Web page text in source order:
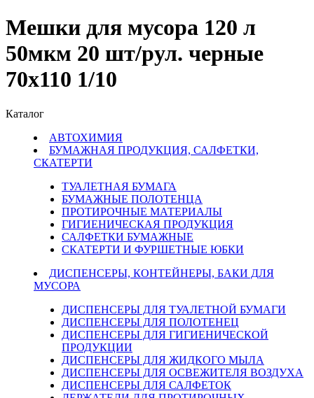
Мешки для мусора 120 л
50мкм 20 шт/рул. черные
70х110 1/10
Каталог
АВТОХИМИЯ
БУМАЖНАЯ ПРОДУКЦИЯ, САЛФЕТКИ,
СКАТЕРТИ
ТУАЛЕТНАЯ БУМАГА
БУМАЖНЫЕ ПОЛОТЕНЦА
ПРОТИРОЧНЫЕ МАТЕРИАЛЫ
ГИГИЕНИЧЕСКАЯ ПРОДУКЦИЯ
САЛФЕТКИ БУМАЖНЫЕ
СКАТЕРТИ И ФУРШЕТНЫЕ ЮБКИ
ДИСПЕНСЕРЫ, КОНТЕЙНЕРЫ, БАКИ ДЛЯ
МУСОРА
ДИСПЕНСЕРЫ ДЛЯ ТУАЛЕТНОЙ БУМАГИ
ДИСПЕНСЕРЫ ДЛЯ ПОЛОТЕНЕЦ
ДИСПЕНСЕРЫ ДЛЯ ГИГИЕНИЧЕСКОЙ
ПРОДУКЦИИ
ДИСПЕНСЕРЫ ДЛЯ ЖИДКОГО МЫЛА
ДИСПЕНСЕРЫ ДЛЯ ОСВЕЖИТЕЛЯ ВОЗДУХА
ДИСПЕНСЕРЫ ДЛЯ САЛФЕТОК